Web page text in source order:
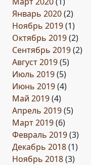
Январь 2020(2)
Ноябрь 2019(1)
Октябрь 2019(2)
Сентябрь 2019(2)
Август 2019(5)
Июль 2019(5)
Июнь 2019(4)
Май 2019(4)
Апрель 2019(5)
Март 2019(6)
Февраль 2019(3)
Декабрь 2018(1)
Ноябрь 2018(3)